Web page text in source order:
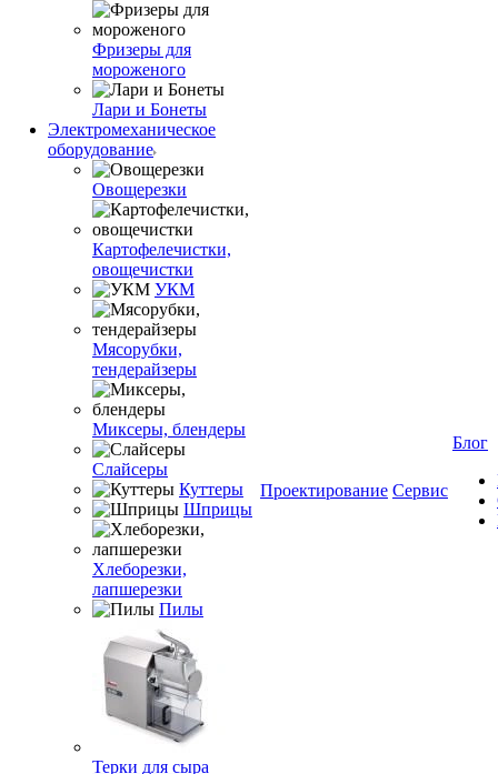
Фризеры для
мороженого
Лари и Бонеты
Электромеханическое
оборудование
Овощерезки
Картофелечистки,
овощечистки
УКМ
Мясорубки,
тендерайзеры
Миксеры, блендеры
Слайсеры
Куттеры
Шприцы
Хлеборезки,
лапшерезки
Пилы
Терки для сыра
Проектирование Сервис
Блог